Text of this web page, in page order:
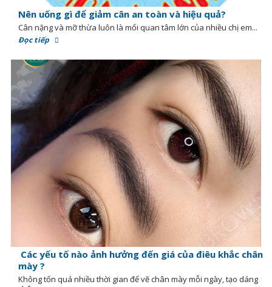
Nên uống gì để giảm cân an toàn và hiệu quả?
Cân nặng và mỡ thừa luôn là mối quan tâm lớn của nhiều chị em...
Đọc tiếp
Các yếu tố nào ảnh hưởng đến giá của điêu khắc chân
mày ?
Không tốn quá nhiều thời gian để vẽ chân mày mỗi ngày, tạo dáng